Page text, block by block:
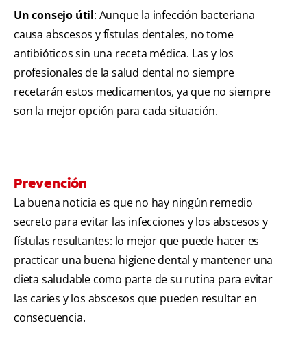
Un consejo útil: Aunque la infección bacteriana
causa abscesos y fístulas dentales, no tome
antibióticos sin una receta médica. Las y los
profesionales de la salud dental no siempre
recetarán estos medicamentos, ya que no siempre
son la mejor opción para cada situación.
Prevención
La buena noticia es que no hay ningún remedio
secreto para evitar las infecciones y los abscesos y
fístulas resultantes: lo mejor que puede hacer es
practicar una buena higiene dental y mantener una
dieta saludable como parte de su rutina para evitar
las caries y los abscesos que pueden resultar en
consecuencia.